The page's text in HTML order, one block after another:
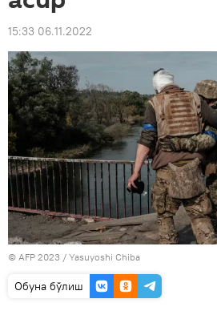
15:33 06.11.2022
© AFP 2023 / Yasuyoshi Chiba
Oбуна бўлиш